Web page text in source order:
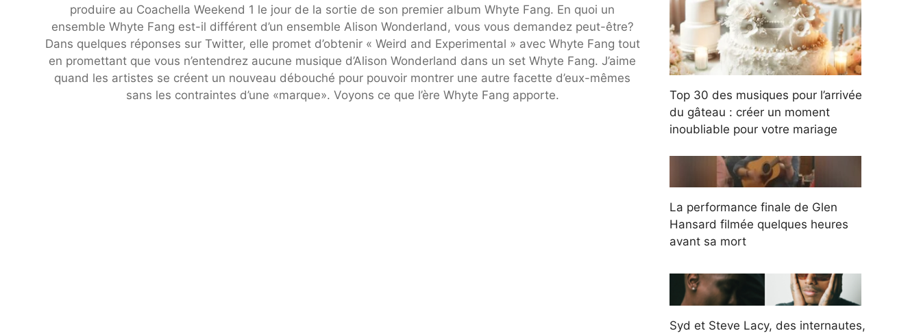
produire au Coachella Weekend 1 le jour de la sortie de son premier album Whyte Fang. En quoi un
ensemble Whyte Fang est-il différent d’un ensemble Alison Wonderland, vous vous demandez peut-être?
Dans quelques réponses sur Twitter, elle promet d’obtenir « Weird and Experimental » avec Whyte Fang tout
en promettant que vous n’entendrez aucune musique d’Alison Wonderland dans un set Whyte Fang. J’aime
quand les artistes se créent un nouveau débouché pour pouvoir montrer une autre facette d’eux-mêmes
sans les contraintes d’une «marque». Voyons ce que l’ère Whyte Fang apporte.
Top 30 des musiques pour l’arrivée
du gâteau : créer un moment
inoubliable pour votre mariage
La performance finale de Glen
Hansard filmée quelques heures
avant sa mort
Syd et Steve Lacy, des internautes,